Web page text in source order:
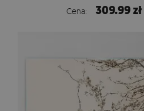
Cena: 309.99 zł